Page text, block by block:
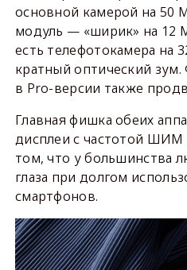
основной камерой на 50
модуль — «ширик» на 12
есть телефотокамера на
кратный оптический
в Pro-версии также
Главная фишка обеих
дисплеи с частотой ШИМ
том, что у большинства
глаза при долгом
смартфонов.